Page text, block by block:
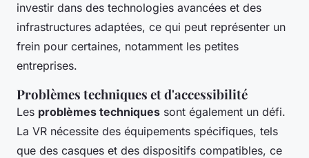
investir dans des technologies avancées et des
infrastructures adaptées, ce qui peut représenter un
frein pour certaines, notamment les petites
entreprises.
Problèmes techniques et d'accessibilité
Les problèmes techniques sont également un défi.
La VR nécessite des équipements spécifiques, tels
que des casques et des dispositifs compatibles, ce